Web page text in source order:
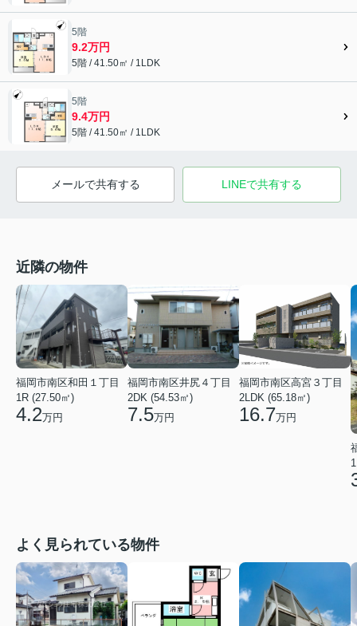
5階
9.2万円
5階 / 41.50㎡ / 1LDK
5階
9.4万円
5階 / 41.50㎡ / 1LDK
メールで共有する LINEで共有する
近隣の物件
福岡市南区和田１丁目
1R (27.50㎡)
4.2万円
福岡市南区井尻４丁目
2DK (54.53㎡)
7.5万円
福岡市南区高宮３丁目
2LDK (65.18㎡)
16.7万円
よく見られている物件